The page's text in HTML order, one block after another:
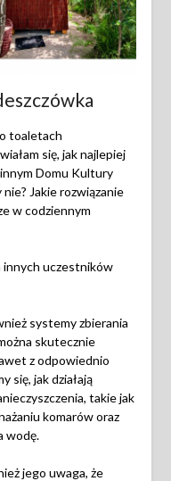
toaletach
się, jak najlepiej
Domu Kultury
Jakie rozwiązanie
w codziennym
innych uczestników
systemy zbierania
skutecznie
z odpowiednio
się, jak działają
takie jak
komarów oraz
wodę.
jego uwaga, że